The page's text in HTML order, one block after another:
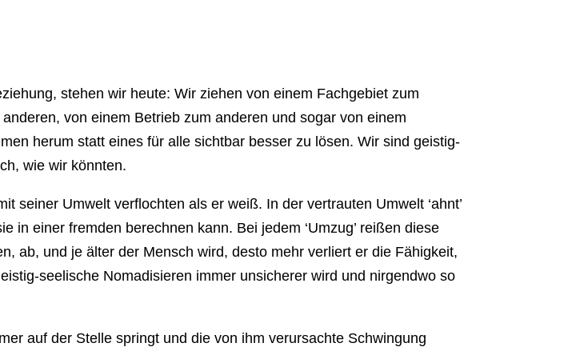
stehen wir heute: Wir ziehen von einem Fachgebiet zum
von einem Betrieb zum anderen und sogar von einem
herum statt eines für alle sichtbar besser zu lösen. Wir sind geistig-
wie wir könnten.
seiner Umwelt verflochten als er weiß. In der vertrauten Umwelt ‘ahnt’
in einer fremden berechnen kann. Bei jedem ‘Umzug’ reißen diese
ab, und je älter der Mensch wird, desto mehr verliert er die Fähigkeit,
seelische Nomadisieren immer unsicherer wird und nirgendwo so
auf der Stelle springt und die von ihm verursachte Schwingung